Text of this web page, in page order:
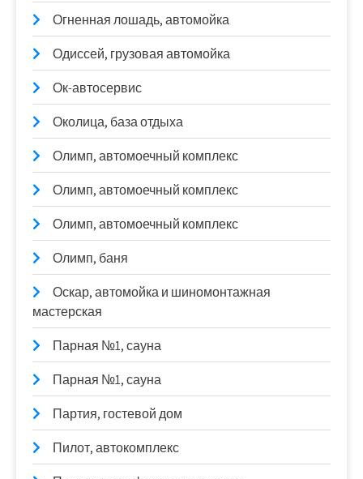
Огненная лошадь, автомойка
Одиссей, грузовая автомойка
Ок-автосервис
Околица, база отдыха
Олимп, автомоечный комплекс
Олимп, автомоечный комплекс
Олимп, автомоечный комплекс
Олимп, баня
Оскар, автомойка и шиномонтажная
мастерская
Парная №1, сауна
Парная №1, сауна
Партия, гостевой дом
Пилот, автокомплекс